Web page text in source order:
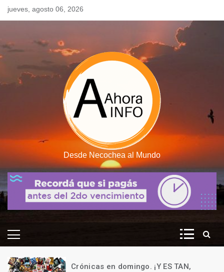
Skipjueves, agosto 06, 2026
Desde Necochea al Mundo
Crónicas en domingo. ¡Y ES TAN,